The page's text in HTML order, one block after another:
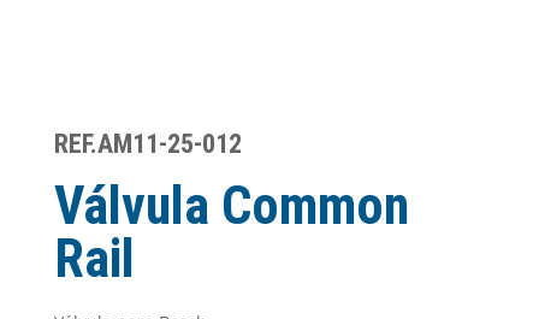
REF.AM11-25-012
Válvula Common
Rail